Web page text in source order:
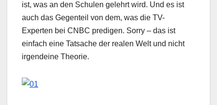
ist, was an den Schulen gelehrt wird. Und es ist
auch das Gegenteil von dem, was die TV-
Experten bei CNBC predigen. Sorry – das ist
einfach eine Tatsache der realen Welt und nicht
irgendeine Theorie.